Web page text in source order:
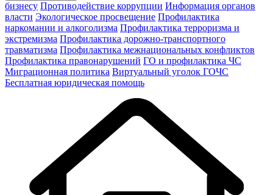
бизнесу Противодействие коррупции Информация органов
власти Экологическое просвещение Профилактика
наркомании и алкоголизма Профилактика терроризма и
экстремизма Профилактика дорожно-транспортного
травматизма Профилактика межнациональных конфликтов
Профилактика правонарушений ГО и профилактика ЧС
Миграционная политика Виртуальный уголок ГОЧС
Бесплатная юридическая помощь